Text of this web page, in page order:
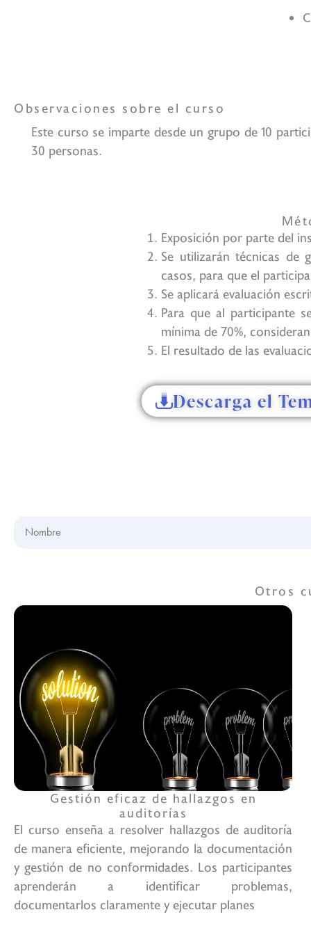
Observaciones sobre el curso
Este curso se imparte desde un grupo de 10
30 personas.
Exposición por parte del
Se utilizarán técnicas de
casos, para que el
Se aplicará evaluación
Para que al participante
mínima de 70%,
El resultado de las
Descarga el
Otros
Gestión eficaz de hallazgos en
auditorías
El curso enseña a resolver hallazgos de auditoría
de manera eficiente, mejorando la documentación
y gestión de no conformidades. Los participantes
aprenderán a identificar problemas,
documentarlos claramente y ejecutar planes